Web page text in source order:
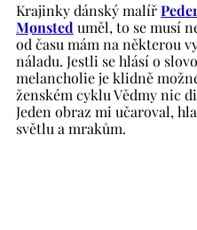
Krajinky dánský malíř
Mønsted uměl, to se musí
od času mám na některou
náladu. Jestli se hlásí o slovo
melancholie je klidně
ženském cyklu Vědmy nic
Jeden obraz mi učaroval,
světlu a mrakům.